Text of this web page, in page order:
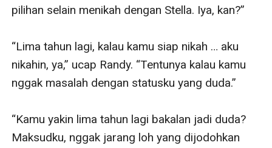
pilihan selain menikah dengan Stella. Iya, kan?”
“Lima tahun lagi, kalau kamu siap nikah … aku
nikahin, ya,” ucap Randy. “Tentunya kalau kamu
nggak masalah dengan statusku yang duda.”
“Kamu yakin lima tahun lagi bakalan jadi duda?
Maksudku, nggak jarang loh yang dijodohkan